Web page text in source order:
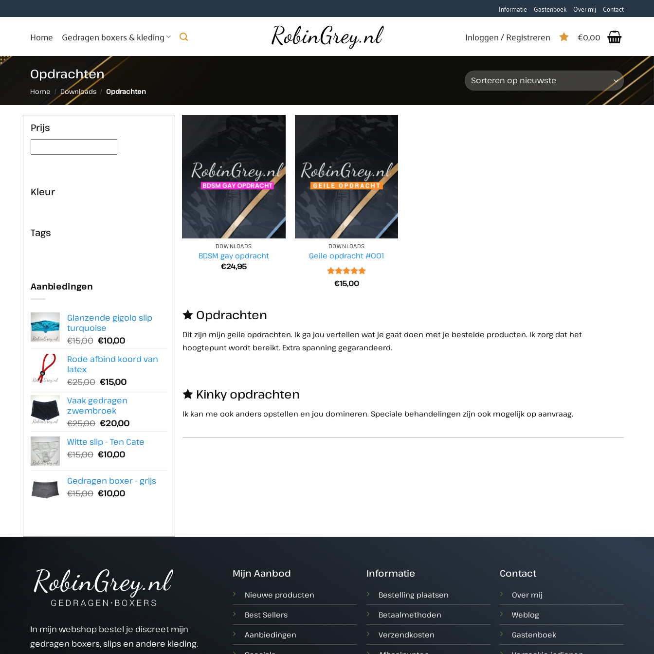
naar
Informatie Gastenboek Over mij Contact
Home Gedragen boxers & kleding Inloggen / Registreren €0,00
Opdrachten
Home / Downloads / Opdrachten
Prijs
Kleur
Tags
Aanbiedingen
Glanzende gigolo slip
turquoise
€15,00 Oorspronkelijke
was:
€10,00Huidige
is:
Rode afbind koord van
latex
€25,00 Oorspronkelijke
was:
€25,00.
€15,00Huidige
is:
Vaak gedragen
zwembroek
€25,00 Oorspronkelijke
was:
€25,00.
€20,00Huidige
is:
Witte slip - Ten Cate
€15,00 Oorspronkelijke
was:
€15,00.
€10,00Huidige
€10,00.
Gedragen boxer - grijs
€15,00 Oorspronkelijke
€10,00Huidige
DOWNLOADS
BDSM gay opdracht
€24,95
DOWNLOADS
Geile opdracht #001
Waardering
€15,00
Opdrachten
Dit zijn mijn geile opdrachten. Ik ga jou vertellen wat je gaat doen met je bestelde producten. Ik zorg dat het
hoogtepunt wordt bereikt. Extra spanning gegarandeerd.
Kinky opdrachten
Ik kan me ook anders opstellen en jou domineren. Speciale behandelingen zijn ook mogelijk op aanvraag.
In mijn webshop bestel je discreet mijn
gedragen boxers, slips en andere kleding.
Mijn Aanbod
Nieuwe producten
Best Sellers
Aanbiedingen
Informatie
Bestelling plaatsen
Betaalmethoden
Verzendkosten
Contact
Over mij
Weblog
Gastenboek